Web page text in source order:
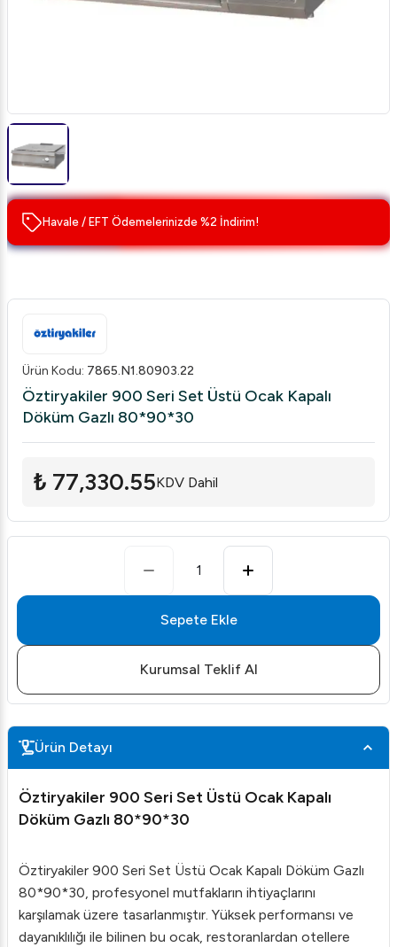
Havale / EFT Ödemelerinizde %2 İndirim!
Ürün Kodu: 7865.N1.80903.22
Öztiryakiler 900 Seri Set Üstü Ocak Kapalı
Döküm Gazlı 80*90*30
₺ 77,330.55KDV Dahil
1
Sepete Ekle
Kurumsal Teklif Al
Ürün Detayı
Öztiryakiler 900 Seri Set Üstü Ocak Kapalı
Döküm Gazlı 80*90*30
Öztiryakiler 900 Seri Set Üstü Ocak Kapalı Döküm Gazlı
80*90*30, profesyonel mutfakların ihtiyaçlarını
karşılamak üzere tasarlanmıştır. Yüksek performansı ve
dayanıklılığı ile bilinen bu ocak, restoranlardan otellere